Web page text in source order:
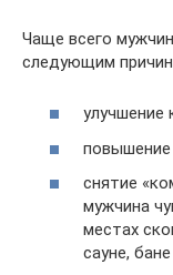
Чаще всего
следующим
улучшение
повышение
снятие
мужчина
местах
сауне,